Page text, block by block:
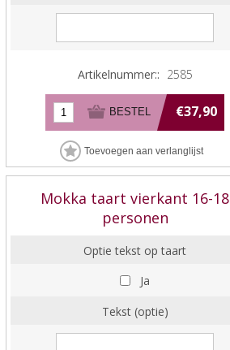
Artikelnummer:: 2585
€37,90
Mokka taart vierkant 16-18
personen
Optie tekst op taart
Ja
Tekst (optie)